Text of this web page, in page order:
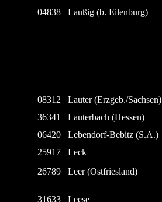
04838
Laußig (b. Eilenburg)
08312
Lauter (Erzgeb./Sachsen)
36341
Lauterbach (Hessen)
06420
Lebendorf-Bebitz (S.A.)
25917
Leck
26789
Leer (Ostfriesland)
31633 Leese